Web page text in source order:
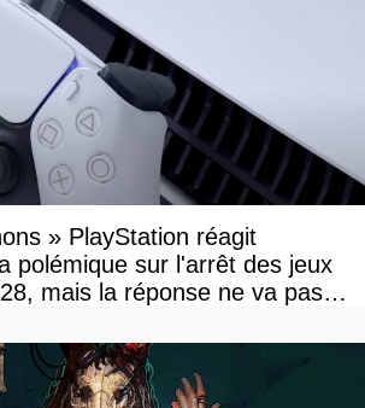
» PlayStation réagit
polémique sur l'arrêt des jeux
mais la réponse ne va pas